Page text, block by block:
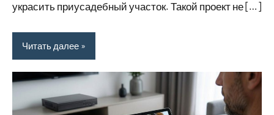
украсить приусадебный участок. Такой проект не […]
Читать далее